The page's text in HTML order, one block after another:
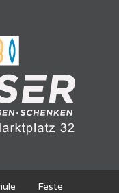
Feste